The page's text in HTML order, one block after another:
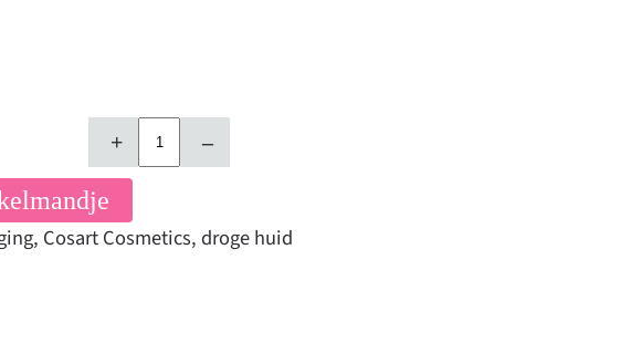
+ –
, Cosart Cosmetics,droge huid